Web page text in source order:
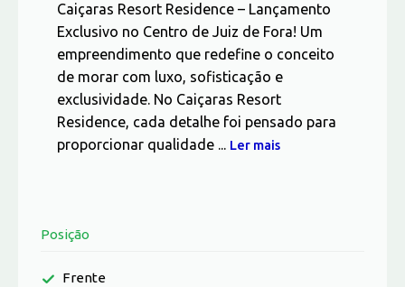
Caiçaras Resort Residence – Lançamento
Exclusivo no Centro de Juiz de Fora! Um
empreendimento que redefine o conceito
de morar com luxo, sofisticação e
exclusividade. No Caiçaras Resort
Residence, cada detalhe foi pensado para
proporcionar qualidade ... Ler mais
Posição
Frente